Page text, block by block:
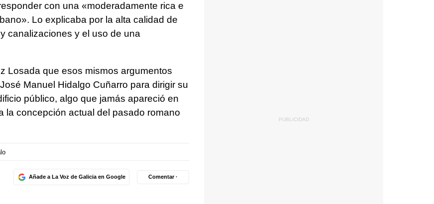
con una «moderadamente rica e
». Lo explicaba por la alta calidad de
canalizaciones y el uso de una
Losada que esos mismos argumentos
Manuel Hidalgo Cuñarro para dirigir su
público, algo que jamás apareció en
la concepción actual del pasado romano
Añade a La Voz de Galicia en Google Comentar ·